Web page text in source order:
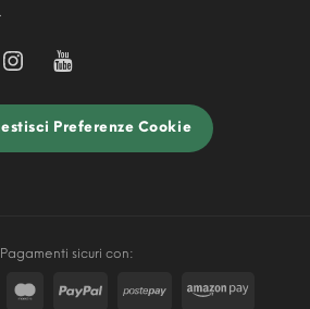
Preferenze Cookie
Pagamenti sicuri con: